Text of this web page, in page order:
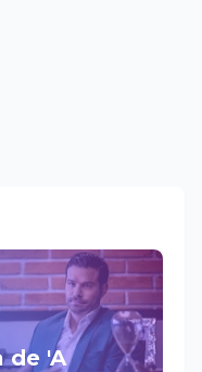
de 'A